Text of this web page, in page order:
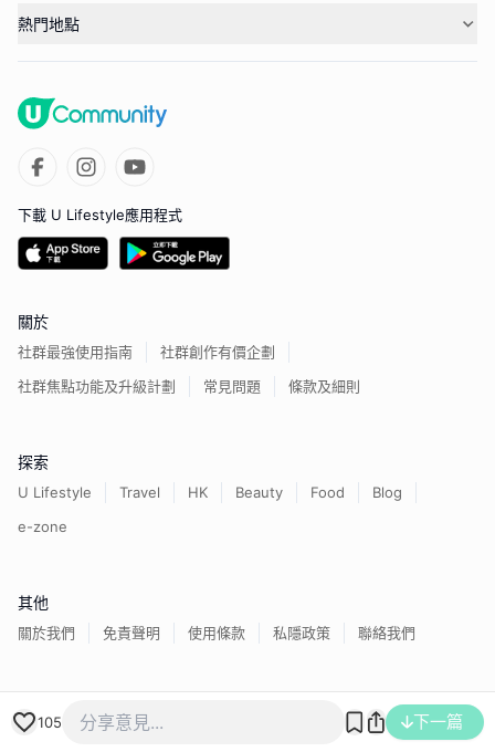
105 下一篇
熱門地點
下載 U Lifestyle應用程式
關於
社群最強使用指南
社群創作有價企劃
社群焦點功能及升級計劃
常見問題 條款及細則
探索
U Lifestyle Travel HK Beauty Food
Blog
e-zone
其他
關於我們 免責聲明 使用條款 私隱政策 聯絡我們
香港經濟日報版權所有©